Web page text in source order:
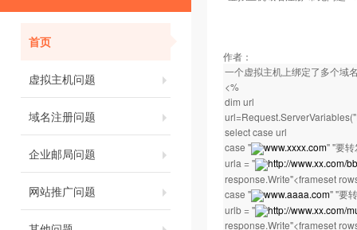
首页
虚拟主机问题
域名注册问题
企业邮局问题
网站推广问题
作者：
一个虚拟主机上绑定了多个域
<%
dim url
select case url
case "
www.xxxx.com" ''要
urla = "
http://www.xx.com/
response.Write"<frameset
case "
www.aaaa.com" ''要
urlb = "
http://www.xx.com/
response.Write"<frameset